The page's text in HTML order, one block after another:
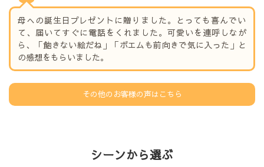
母への誕生日プレゼントに贈りました。とっても喜んでい
て、届いてすぐに電話をくれました。可愛いを連呼しなが
ら、「飽きない絵だね」「ポエムも前向きで気に入った」と
の感想をもらいました。
その他のお客様の声はこちら
シーンから選ぶ